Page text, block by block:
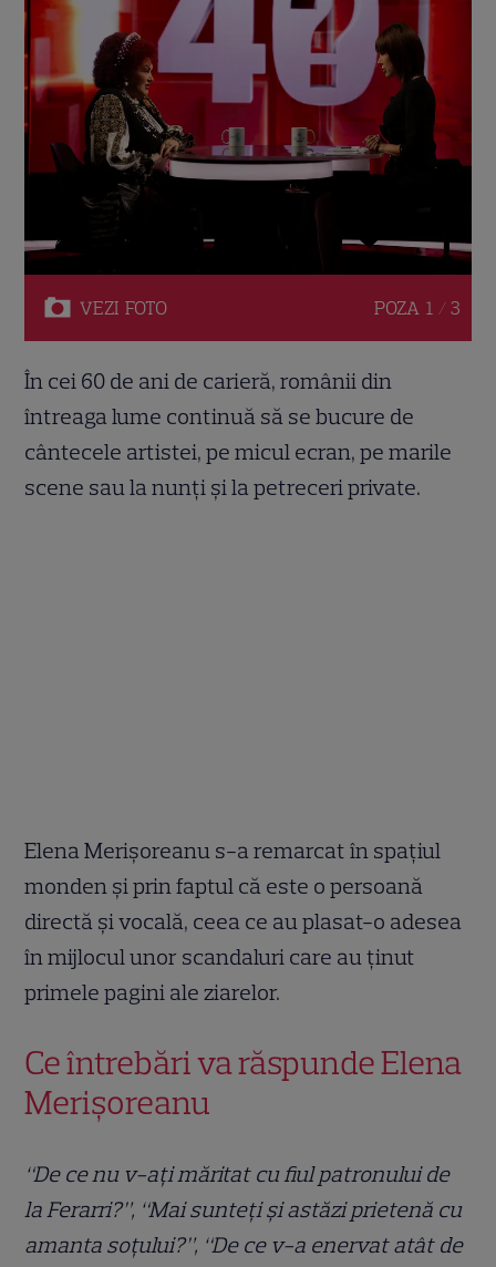
VEZI FOTO POZA 1 / 3
În cei 60 de ani de carieră, românii din
întreaga lume continuă să se bucure de
cântecele artistei, pe micul ecran, pe marile
scene sau la nunți și la petreceri private.
Elena Merișoreanu s-a remarcat în spațiul
monden și prin faptul că este o persoană
directă și vocală, ceea ce au plasat-o adesea
în mijlocul unor scandaluri care au ținut
primele pagini ale ziarelor.
Ce întrebări va răspunde Elena
Merișoreanu
“De ce nu v-ați măritat cu fiul patronului de
la Ferarri?”, “Mai sunteți și astăzi prietenă cu
amanta soțului?”, “De ce v-a enervat atât de